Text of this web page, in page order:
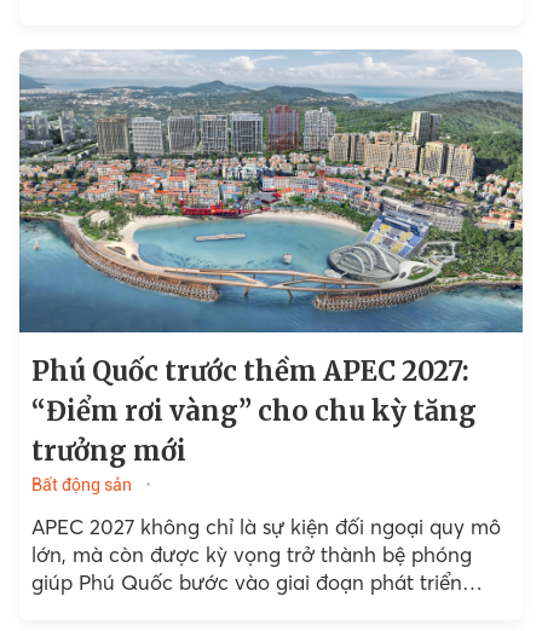
Phú Quốc trước thềm APEC 2027:
“Điểm rơi vàng” cho chu kỳ tăng
trưởng mới
Bất động sản
APEC 2027 không chỉ là sự kiện đối ngoại quy mô
lớn, mà còn được kỳ vọng trở thành bệ phóng
giúp Phú Quốc bước vào giai đoạn phát triển